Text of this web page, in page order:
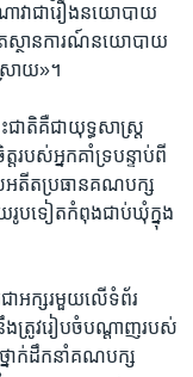
ា​ជា​រឿង​នយោបាយ
ស្ថានការណ៍​នយោបាយ​
រាយ»។​
ាតិ​គឺ​ជា​យុទ្ធសាស្រ្ត
របស់​អ្នក​គាំទ្រ​បន្ទាប់ពី​
អតីត​ប្រធាន​គណបក្ស​
រូប​ទៀត​កំពុង​ជាប់​ឃុំ​ក្នុង​
ា​អក្សរ​មួយ​លើ​ទំព័រ​
ត្រូវរៀបចំ​បណ្តាញ​របស់​
នាក់​ដឹកនាំ​គណបក្ស​